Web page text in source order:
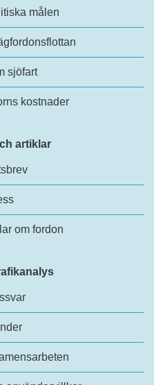
målen
sjöfart
kostnader
artiklar
om fordon